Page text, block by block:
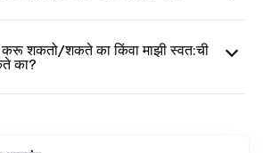
करू शकतो/शकते का किंवा माझी स्वत:ची
का?